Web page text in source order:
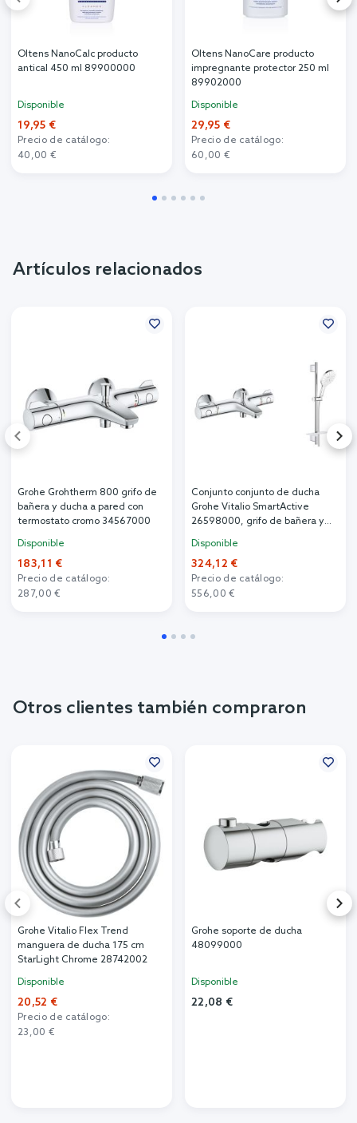
Oltens NanoCalc producto
antical 450 ml 89900000
Disponible
19,95 €
Precio de catálogo:
40,00 €
Oltens NanoCare producto
impregnante protector 250 ml
89902000
Disponible
29,95 €
Precio de catálogo:
60,00 €
Artículos relacionados
Grohe Grohtherm 800 grifo de
bañera y ducha a pared con
termostato cromo 34567000
Disponible
183,11 €
Precio de catálogo:
287,00 €
Conjunto conjunto de ducha
Grohe Vitalio SmartActive
26598000, grifo de bañera y
34567000
Disponible
324,12 €
Precio de catálogo:
556,00 €
Otros clientes también compraron
Grohe Vitalio Flex Trend
manguera de ducha 175 cm
StarLight Chrome 28742002
Disponible
20,52 €
Precio de catálogo:
23,00 €
Grohe soporte de ducha
48099000
Disponible
22,08 €